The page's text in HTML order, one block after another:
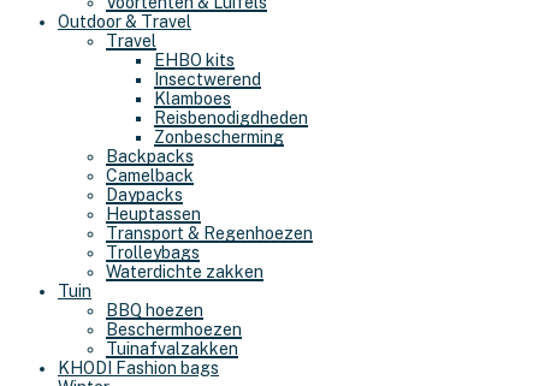
Outdoor & Travel
Travel
EHBO kits
Insectwerend
Klamboes
Reisbenodigdheden
Zonbescherming
Backpacks
Camelback
Daypacks
Heuptassen
Transport & Regenhoezen
Trolleybags
Waterdichte zakken
Tuin
BBQ hoezen
Beschermhoezen
Tuinafvalzakken
KHODI Fashion bags